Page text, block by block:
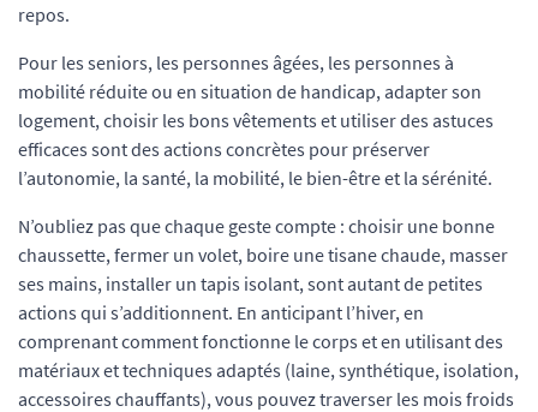
repos.
Pour les seniors, les personnes âgées, les personnes à
mobilité réduite ou en situation de handicap, adapter son
logement, choisir les bons vêtements et utiliser des astuces
efficaces sont des actions concrètes pour préserver
l’autonomie, la santé, la mobilité, le bien-être et la sérénité.
N’oubliez pas que chaque geste compte : choisir une bonne
chaussette, fermer un volet, boire une tisane chaude, masser
ses mains, installer un tapis isolant, sont autant de petites
actions qui s’additionnent. En anticipant l’hiver, en
comprenant comment fonctionne le corps et en utilisant des
matériaux et techniques adaptés (laine, synthétique, isolation,
accessoires chauffants), vous pouvez traverser les mois froids